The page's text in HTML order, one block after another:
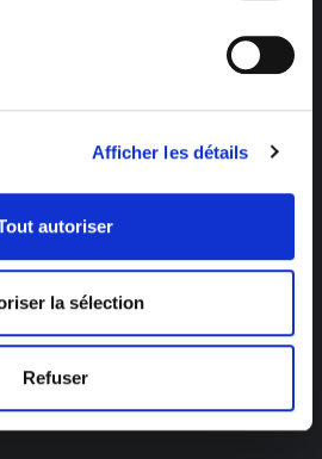
Afficher les détails
autoriser
la sélection
Refuser
à votre écoute
50
vendredi